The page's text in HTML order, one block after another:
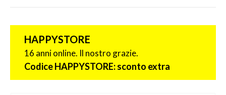
HAPPYSTORE
16 anni online. Il nostro grazie.
Codice HAPPYSTORE: sconto extra